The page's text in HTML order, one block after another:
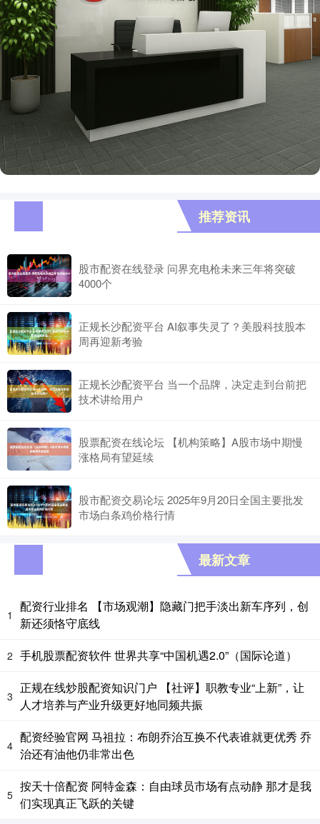
推荐资讯
股市配资在线登录 问界充电枪未来三年将突破
4000个
正规长沙配资平台 AI叙事失灵了？美股科技股本
周再迎新考验
正规长沙配资平台 当一个品牌，决定走到台前把
技术讲给用户
股票配资在线论坛 【机构策略】A股市场中期慢
涨格局有望延续
股市配资交易论坛 2025年9月20日全国主要批发
市场白条鸡价格行情
最新文章
1
配资行业排名 【市场观潮】隐藏门把手淡出新车序列，创
新还须恪守底线
2 手机股票配资软件 世界共享“中国机遇2.0”（国际论道）
3
正规在线炒股配资知识门户 【社评】职教专业“上新”，让
人才培养与产业升级更好地同频共振
4
配资经验官网 马祖拉：布朗乔治互换不代表谁就更优秀 乔
治还有油他仍非常出色
5
按天十倍配资 阿特金森：自由球员市场有点动静 那才是我
们实现真正飞跃的关键